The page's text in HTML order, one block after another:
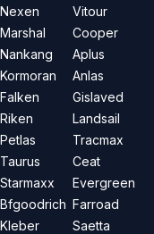
Nexen
Marshal
Nankang
Kormoran
Falken
Riken
Petlas
Taurus
Starmaxx
Bfgoodrich
Kleber
Vitour
Cooper
Aplus
Anlas
Gislaved
Landsail
Tracmax
Ceat
Evergreen
Farroad
Saetta